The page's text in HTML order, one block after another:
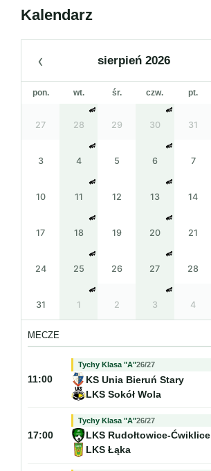
Kalendarz
‹ sierpień 2026
pon. wt. śr. czw. pt.
27 28 29 30 31
3 4 5 6 7
10 11 12 13 14
17 18 19 20 21
24 25 26 27 28
31 1 2 3 4
MECZE
11:00
Tychy Klasa "A"26/27
KS Unia Bieruń Stary
LKS Sokół Wola
17:00
Tychy Klasa "A"26/27
LKS Rudołtowice-Ćwiklice
LKS Łąka